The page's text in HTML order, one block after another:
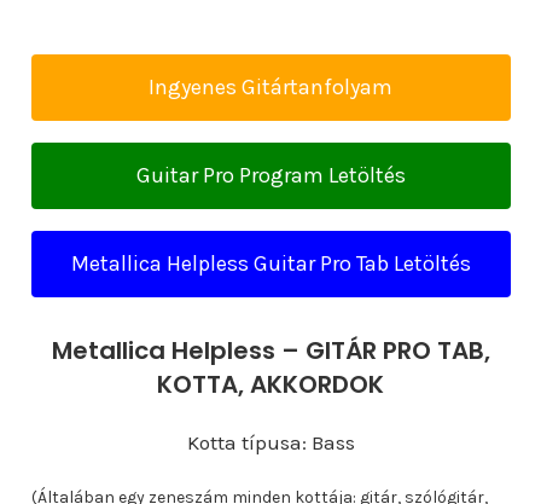
Ingyenes Gitártanfolyam
Guitar Pro Program Letöltés
Metallica Helpless Guitar Pro Tab Letöltés
Metallica Helpless – GITÁR PRO TAB,
KOTTA, AKKORDOK
Kotta típusa: Bass
(Általában egy zeneszám minden kottája: gitár, szólógitár,